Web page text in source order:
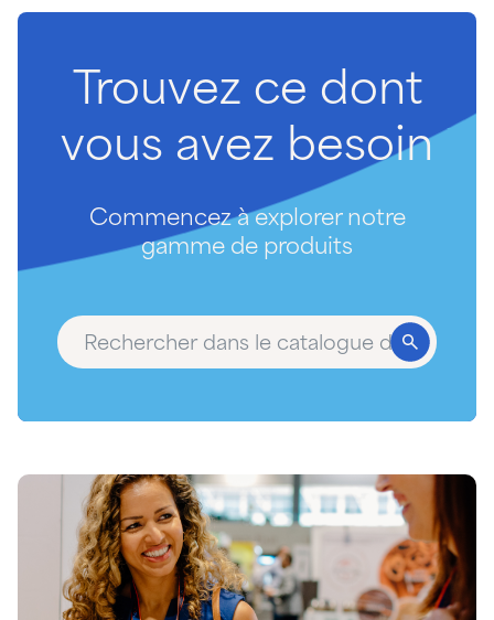
Trouvez ce dont
vous avez besoin
Commencez à explorer notre
gamme de produits